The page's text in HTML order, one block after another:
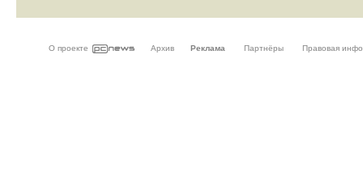
О проекте Архив Реклама Партнёры Правовая